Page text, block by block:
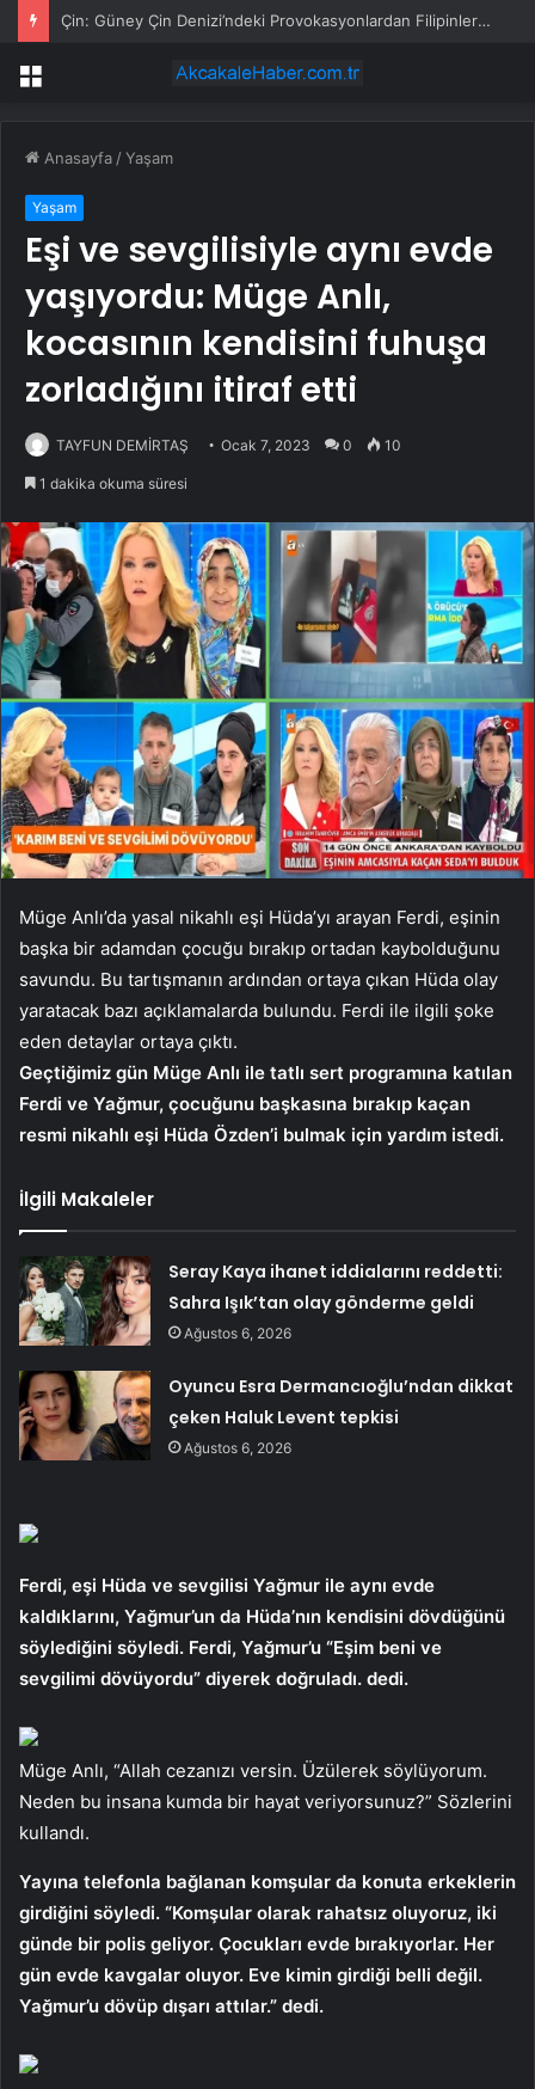
Çin: Güney Çin Denizi’ndeki Provokasyonlardan Filipinler Ordusu ve Sahil Güvenliği Sorumlu
Menü
Anasayfa /Yaşam
Yaşam
Eşi ve sevgilisiyle aynı evde
yaşıyordu: Müge Anlı,
kocasının kendisini fuhuşa
zorladığını itiraf etti
TAYFUN DEMİRTAŞ Ocak 7, 2023 0 10
1 dakika okuma süresi
Müge Anlı’da yasal nikahlı eşi Hüda’yı arayan Ferdi, eşinin
başka bir adamdan çocuğu bırakıp ortadan kaybolduğunu
savundu. Bu tartışmanın ardından ortaya çıkan Hüda olay
yaratacak bazı açıklamalarda bulundu. Ferdi ile ilgili şoke
eden detaylar ortaya çıktı.
Geçtiğimiz gün Müge Anlı ile tatlı sert programına katılan
Ferdi ve Yağmur, çocuğunu başkasına bırakıp kaçan
resmi nikahlı eşi Hüda Özden’i bulmak için yardım istedi.
İlgili Makaleler
Seray Kaya ihanet iddialarını reddetti:
Sahra Işık’tan olay gönderme geldi
Ağustos 6, 2026
Oyuncu Esra Dermancıoğlu’ndan dikkat
çeken Haluk Levent tepkisi
Ağustos 6, 2026
Ferdi, eşi Hüda ve sevgilisi Yağmur ile aynı evde
kaldıklarını, Yağmur’un da Hüda’nın kendisini dövdüğünü
söylediğini söyledi. Ferdi, Yağmur’u “Eşim beni ve
sevgilimi dövüyordu” diyerek doğruladı. dedi.
Müge Anlı, “Allah cezanızı versin. Üzülerek söylüyorum.
Neden bu insana kumda bir hayat veriyorsunuz?” Sözlerini
kullandı.
Yayına telefonla bağlanan komşular da konuta erkeklerin
girdiğini söyledi. “Komşular olarak rahatsız oluyoruz, iki
günde bir polis geliyor. Çocukları evde bırakıyorlar. Her
gün evde kavgalar oluyor. Eve kimin girdiği belli değil.
Yağmur’u dövüp dışarı attılar.” dedi.